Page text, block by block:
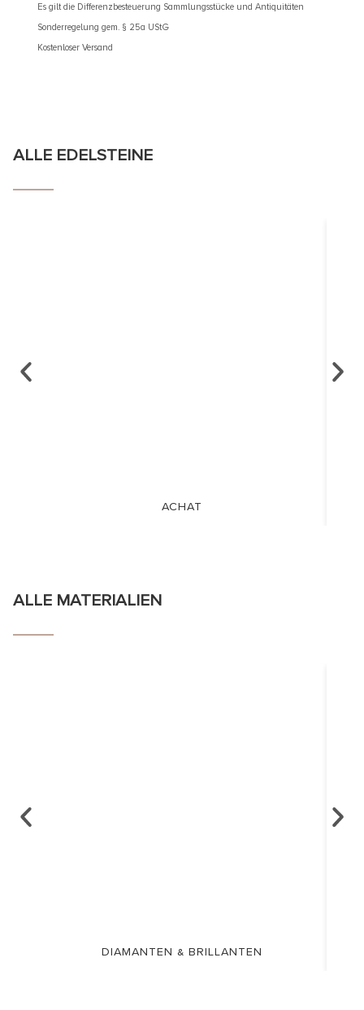
Es gilt die Differenzbesteuerung Sammlungsstücke und Antiquitäten
Sonderregelung gem. § 25a UStG
Kostenloser Versand
ALLE EDELSTEINE
ACHAT
ALLE MATERIALIEN
DIAMANTEN & BRILLANTEN